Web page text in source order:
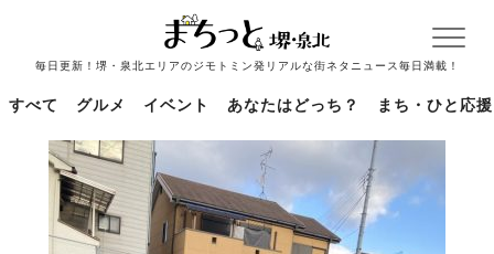
毎日更新！堺・泉北エリアのジモトミン発リアルな街ネタニュース毎日満載！
すべて グルメ イベント あなたはどっち？ まち・ひと応援